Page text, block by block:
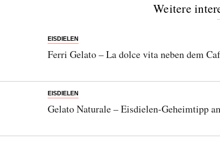
Weitere
EISDIELEN
Ferri Gelato – La dolce vita neben dem
EISDIELEN
Gelato Naturale – Eisdielen-Geheimtipp